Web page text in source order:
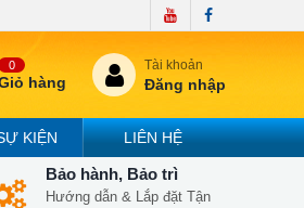
0
hàng
Tài khoản
Đăng nhập
KIỆN LIÊN HỆ
Bảo hành, Bảo trì
Hướng dẫn & Lắp đặt Tận